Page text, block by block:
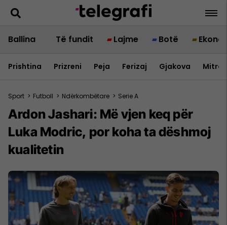
Ballina Të fundit Lajme Botë
Prishtina Prizreni Peja Ferizaj Gjakova
Sport > Futboll > Ndërkombëtare > Serie A
Ardon Jashari: Më vjen keq për
Luka Modric, por koha ta dëshmoj
kualitetin